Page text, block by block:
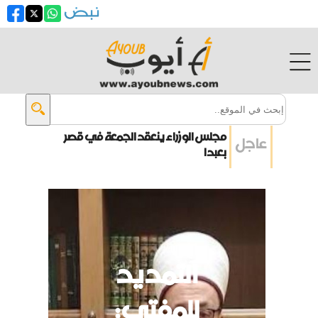
عاجل البساط يحيل أصحاب مولدات مخالفين
إلى النيابة العامة التمييزية
متعاقدو “اللبنانية” يلوّحون بالتصعيد
إيران تهدد بمهاجمة دول الخليج إذا
تعرضت لضربات أميركية
التمديد
للمفتي: